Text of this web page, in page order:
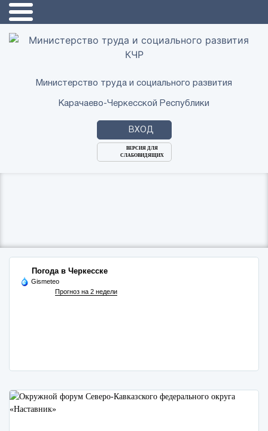
Министерство труда и социального развития
Карачаево-Черкесской Республики
ВХОД
ВЕРСИЯ ДЛЯ
СЛАБОВИДЯЩИХ
Погода в Черкесске
Gismeteo
Прогноз на 2 недели